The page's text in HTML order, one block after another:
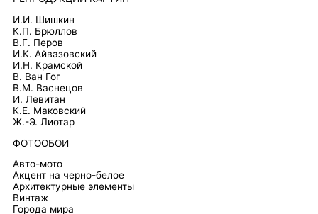
И.И. Шишкин
К.П. Брюллов
В.Г. Перов
И.К. Айвазовский
И.Н. Крамской
В. Ван Гог
В.М. Васнецов
И. Левитан
К.Е. Маковский
Ж.-Э. Лиотар
ФОТООБОИ
Авто-мото
Акцент на черно-белое
Архитектурные элементы
Винтаж
Города мира